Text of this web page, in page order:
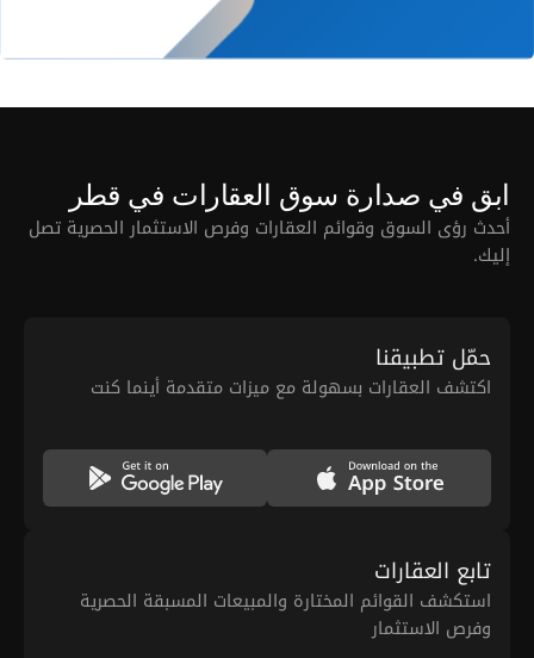
ابق في صدارة سوق العقارات في قطر
أحدث رؤى السوق وقوائم العقارات وفرص الاستثمار الحصرية تصل
إليك.
حمّل تطبيقنا
اكتشف العقارات بسهولة مع ميزات متقدمة أينما كنت
تابع العقارات
استكشف القوائم المختارة والمبيعات المسبقة الحصرية
وفرص الاستثمار